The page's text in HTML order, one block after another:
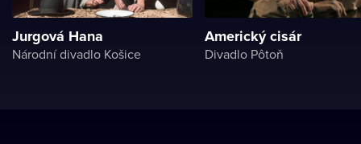
Jurgová Hana
Národní divadlo Košice
Americký cisár
Divadlo Pôtoň